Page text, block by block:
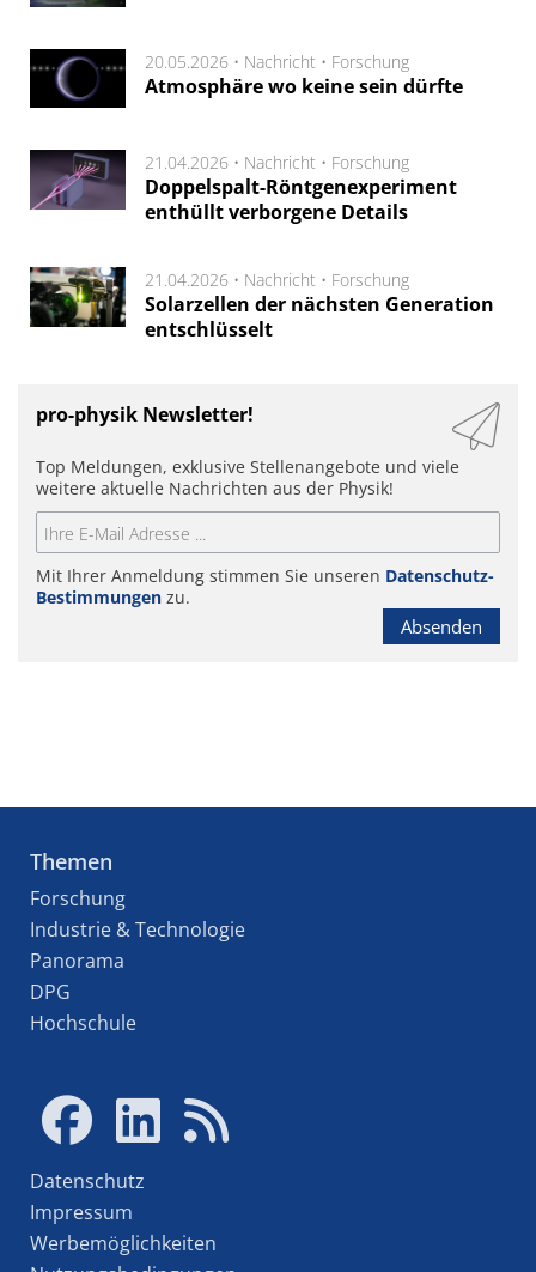
20.05.2026 • Nachricht • Forschung
Atmosphäre wo keine sein dürfte
21.04.2026 • Nachricht • Forschung
Doppelspalt-Röntgenexperiment
enthüllt verborgene Details
21.04.2026 • Nachricht • Forschung
Solarzellen der nächsten Generation
entschlüsselt
pro-physik Newsletter!
Top Meldungen, exklusive Stellenangebote und viele
weitere aktuelle Nachrichten aus der Physik!
Mit Ihrer Anmeldung stimmen Sie unseren Datenschutz-
Bestimmungen zu.
Absenden
Themen
Forschung
Industrie & Technologie
Panorama
DPG
Hochschule
Datenschutz
Impressum
Werbemöglichkeiten